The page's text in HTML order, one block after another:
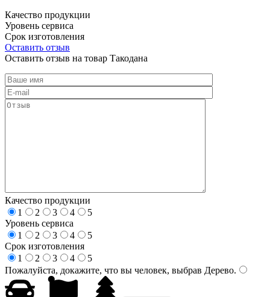
Качество продукции
Уровень сервиса
Срок изготовления
Оставить отзыв
Оставить отзыв на товар Такодана
Качество продукции
1
2 3 4
5
Уровень сервиса
1
2 3 4
5
Срок изготовления
1
2 3 4
5
Пожалуйста, докажите, что вы человек, выбрав Дерево.